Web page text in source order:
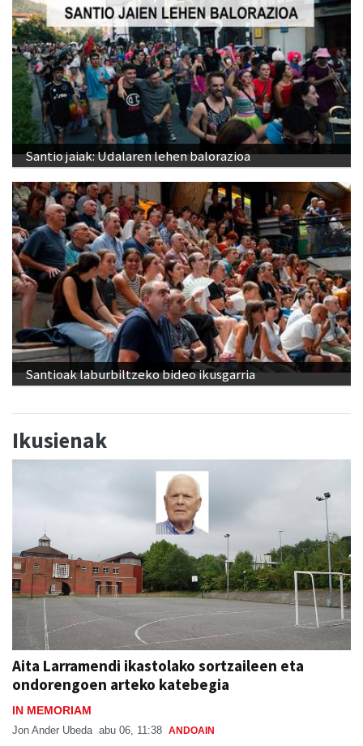
Santio jaiak: Udalaren lehen balorazioa
Santioak laburbiltzeko bideo ikusgarria
Ikusienak
Aita Larramendi ikastolako sortzaileen eta
ondorengoen arteko katebegia
IN MEMORIAM
Jon Ander Ubeda abu 06, 11:38 ANDOAIN